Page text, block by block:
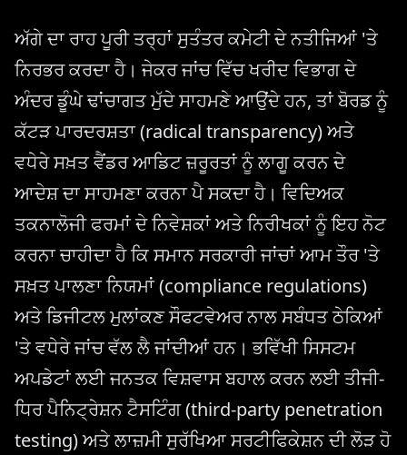
ਅੱਗੇ ਦਾ ਰਾਹ ਪੂਰੀ ਤਰ੍ਹਾਂ ਸੁਤੰਤਰ ਕਮੇਟੀ ਦੇ ਨਤੀਜਿਆਂ 'ਤੇ
ਨਿਰਭਰ ਕਰਦਾ ਹੈ। ਜੇਕਰ ਜਾਂਚ ਵਿੱਚ ਖਰੀਦ ਵਿਭਾਗ ਦੇ
ਅੰਦਰ ਡੂੰਘੇ ਢਾਂਚਾਗਤ ਮੁੱਦੇ ਸਾਹਮਣੇ ਆਉਂਦੇ ਹਨ, ਤਾਂ ਬੋਰਡ ਨੂੰ
ਕੱਟੜ ਪਾਰਦਰਸ਼ਤਾ (radical transparency) ਅਤੇ
ਵਧੇਰੇ ਸਖ਼ਤ ਵੈਂਡਰ ਆਡਿਟ ਜ਼ਰੂਰਤਾਂ ਨੂੰ ਲਾਗੂ ਕਰਨ ਦੇ
ਆਦੇਸ਼ ਦਾ ਸਾਹਮਣਾ ਕਰਨਾ ਪੈ ਸਕਦਾ ਹੈ। ਵਿਦਿਅਕ
ਤਕਨਾਲੋਜੀ ਫਰਮਾਂ ਦੇ ਨਿਵੇਸ਼ਕਾਂ ਅਤੇ ਨਿਰੀਖਕਾਂ ਨੂੰ ਇਹ ਨੋਟ
ਕਰਨਾ ਚਾਹੀਦਾ ਹੈ ਕਿ ਸਮਾਨ ਸਰਕਾਰੀ ਜਾਂਚਾਂ ਆਮ ਤੌਰ 'ਤੇ
ਸਖ਼ਤ ਪਾਲਣਾ ਨਿਯਮਾਂ (compliance regulations)
ਅਤੇ ਡਿਜੀਟਲ ਮੁਲਾਂਕਣ ਸੌਫਟਵੇਅਰ ਨਾਲ ਸਬੰਧਤ ਠੇਕਿਆਂ
'ਤੇ ਵਧੇਰੇ ਜਾਂਚ ਵੱਲ ਲੈ ਜਾਂਦੀਆਂ ਹਨ। ਭਵਿੱਖੀ ਸਿਸਟਮ
ਅਪਡੇਟਾਂ ਲਈ ਜਨਤਕ ਵਿਸ਼ਵਾਸ ਬਹਾਲ ਕਰਨ ਲਈ ਤੀਜੀ-
ਧਿਰ ਪੈਨਿਟ੍ਰੇਸ਼ਨ ਟੈਸਟਿੰਗ (third-party penetration
testing) ਅਤੇ ਲਾਜ਼ਮੀ ਸੁਰੱਖਿਆ ਸਰਟੀਫਿਕੇਸ਼ਨ ਦੀ ਲੋੜ ਹੋ